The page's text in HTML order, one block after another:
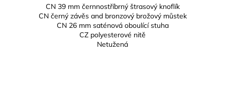
CN 39 mm černnostříbrný štrasový knoflík
CN černý závěs and bronzový brožový můstek
CN 26 mm saténová oboulící stuha
CZ polyesterové nitě
Netužená